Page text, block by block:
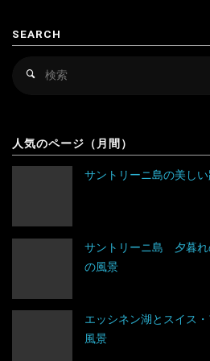
ア
の
SEARCH
検
人気のページ（月間）
サントリーニ島の美し
サントリーニ島 夕暮
の風景
エッシネン湖とスイス
風景
キルギス
シンガポール
タイ
タジキスタン
チベット
中国
セルビア
チェコ
ドイツ
バチカン市国
ハンガリー
フィンランド
アンティグア・バーブーダ
エクアドル
グアテマラ
ウガンダ